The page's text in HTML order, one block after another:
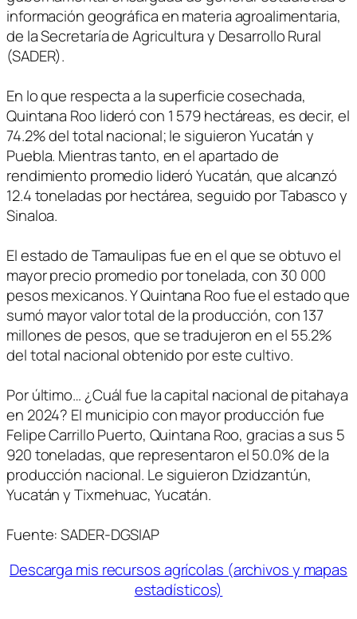
información geográfica en materia agroalimentaria,
de la Secretaría de Agricultura y Desarrollo Rural
(SADER).
En lo que respecta a la superficie cosechada,
Quintana Roo lideró con 1 579 hectáreas, es decir, el
74.2% del total nacional; le siguieron Yucatán y
Puebla. Mientras tanto, en el apartado de
rendimiento promedio lideró Yucatán, que alcanzó
12.4 toneladas por hectárea, seguido por Tabasco y
Sinaloa.
El estado de Tamaulipas fue en el que se obtuvo el
mayor precio promedio por tonelada, con 30 000
pesos mexicanos. Y Quintana Roo fue el estado que
sumó mayor valor total de la producción, con 137
millones de pesos, que se tradujeron en el 55.2%
del total nacional obtenido por este cultivo.
Por último… ¿Cuál fue la capital nacional de pitahaya
en 2024? El municipio con mayor producción fue
Felipe Carrillo Puerto, Quintana Roo, gracias a sus 5
920 toneladas, que representaron el 50.0% de la
producción nacional. Le siguieron Dzidzantún,
Yucatán y Tixmehuac, Yucatán.
Fuente: SADER-DGSIAP
Descarga mis recursos agrícolas (archivos y mapas
estadísticos)